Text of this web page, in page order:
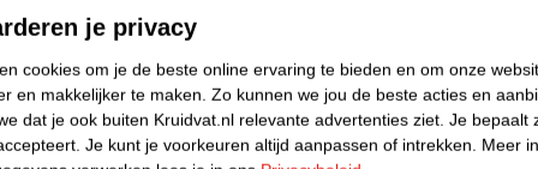
werkt, kan per persoon verschillen. Gebruik je een zetpil? Dan kan
het effect merkbaar is. Lees altijd de bijsluiter voor meer
bij zwangerschap
kan tijdens de zwangerschap worden gebruikt. Gebruik het
je privacy
cookies om je de beste online ervaring te bieden en om onze
en makkelijker te maken. Zo kunnen we jou de beste acties en
dat je ook buiten Kruidvat.nl relevante advertenties ziet. Je bepaalt
Je kunt je voorkeuren altijd aanpassen of intrekken. Meer